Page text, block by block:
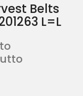
Belts
L=L